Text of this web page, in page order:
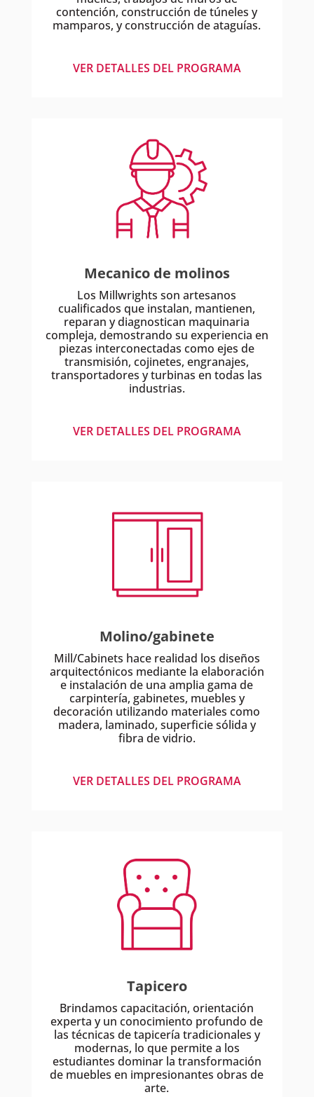
contención, construcción de túneles y
mamparos, y construcción de ataguías.
VER DETALLES DEL PROGRAMA
Mecanico de molinos
Los Millwrights son artesanos
cualificados que instalan, mantienen,
reparan y diagnostican maquinaria
compleja, demostrando su experiencia en
piezas interconectadas como ejes de
transmisión, cojinetes, engranajes,
transportadores y turbinas en todas las
industrias.
VER DETALLES DEL PROGRAMA
Molino/gabinete
Mill/Cabinets hace realidad los diseños
arquitectónicos mediante la elaboración
e instalación de una amplia gama de
carpintería, gabinetes, muebles y
decoración utilizando materiales como
madera, laminado, superficie sólida y
fibra de vidrio.
VER DETALLES DEL PROGRAMA
Tapicero
Brindamos capacitación, orientación
experta y un conocimiento profundo de
las técnicas de tapicería tradicionales y
modernas, lo que permite a los
estudiantes dominar la transformación
de muebles en impresionantes obras de
arte.